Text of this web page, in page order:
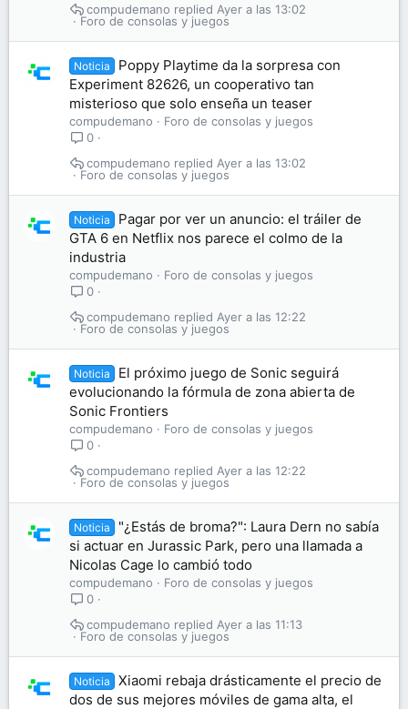
Foro de consolas y juegos
Ayer a las 13:02
compudemano
Noticia
Poppy Playtime da la sorpresa con
Experiment 82626, un cooperativo tan
misterioso que solo enseña un teaser
compudemano
Foro de consolas y juegos
0
Foro de consolas y juegos
Ayer a las 13:02
compudemano
Noticia
Pagar por ver un anuncio: el tráiler de
GTA 6 en Netflix nos parece el colmo de la
industria
compudemano
Foro de consolas y juegos
0
Foro de consolas y juegos
Ayer a las 12:22
compudemano
Noticia
El próximo juego de Sonic seguirá
evolucionando la fórmula de zona abierta de
Sonic Frontiers
compudemano
Foro de consolas y juegos
0
Foro de consolas y juegos
Ayer a las 12:22
compudemano
Noticia
"¿Estás de broma?": Laura Dern no sabía
si actuar en Jurassic Park, pero una llamada a
Nicolas Cage lo cambió todo
compudemano
Foro de consolas y juegos
0
Foro de consolas y juegos
Ayer a las 11:13
compudemano
Noticia
Xiaomi rebaja drásticamente el precio de
dos de sus mejores móviles de gama alta, el